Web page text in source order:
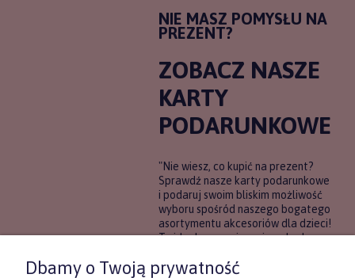
NIE MASZ POMYSŁU NA
PREZENT?
ZOBACZ NASZE
KARTY
PODARUNKOWE
"Nie wiesz, co kupić na prezent?
Sprawdź nasze karty podarunkowe
i podaruj swoim bliskim możliwość
wyboru spośród naszego bogatego
asortymentu akcesoriów dla dzieci!
To idealne rozwiązanie, gdy chcesz
pewności, co będzie najbardziej
Dbamy o Twoją prywatność